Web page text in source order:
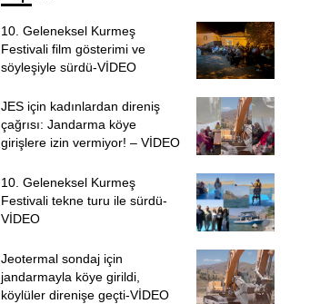
10. Geleneksel Kurmeş
Festivali film gösterimi ve
söyleşiyle sürdü-VİDEO
JES için kadınlardan direniş
çağrısı: Jandarma köye
girişlere izin vermiyor! – VİDEO
10. Geleneksel Kurmeş
Festivali tekne turu ile sürdü-
VİDEO
Jeotermal sondaj için
jandarmayla köye girildi,
köylüler direnişe geçti-VİDEO